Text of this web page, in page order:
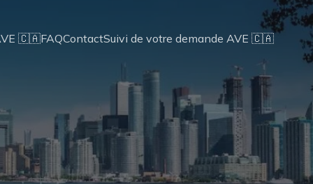
🇨🇦FAQContactSuivi de votre demande AVE 🇨🇦